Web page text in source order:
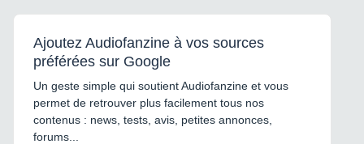
Ajoutez Audiofanzine à vos sources
préférées sur Google
Un geste simple qui soutient Audiofanzine et vous
permet de retrouver plus facilement tous nos
contenus : news, tests, avis, petites annonces,
forums...